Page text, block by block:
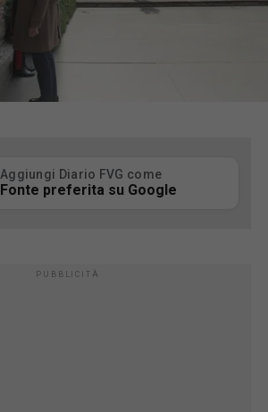
Aggiungi Diario FVG come
Fonte preferita su Google